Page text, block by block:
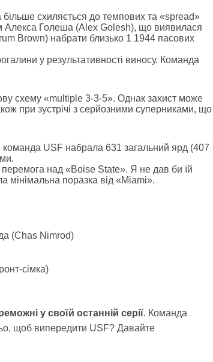
схиляється до темпових та «spread»
Алекса Голеша (Alex Golesh), що виявилася
Brown) набрати близько 1 1944 пасових
у результативності виносу. Команда
схему «multiple 3-3-5». Однак захист може
при зустрічі з серйозними суперниками, що
USF набрала 631 загальний ярд (407
над «Boise State». Я не дав би їй
мінімальна поразка від «Miami».
(Chas Nimrod)
сімка)
у своїй останній серії. Команда
щоб випередити USF? Давайте